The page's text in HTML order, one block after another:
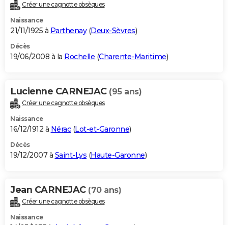
Créer une cagnotte obsèques
Naissance
21/11/1925 à Parthenay(Deux-Sèvres)
Décès
19/06/2008 à la Rochelle (Charente-Maritime)
Lucienne CARNEJAC (95 ans)
Créer une cagnotte obsèques
Naissance
16/12/1912 à Nérac(Lot-et-Garonne)
Décès
19/12/2007 à Saint-Lys (Haute-Garonne)
Jean CARNEJAC (70 ans)
Créer une cagnotte obsèques
Naissance